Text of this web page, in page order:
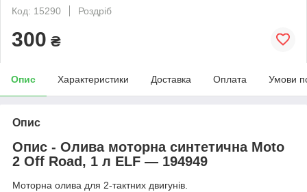
Код: 15290
Роздріб
300 ₴
Опис Характеристики Доставка Оплата Умови
Опис
Опис - Олива моторна синтетична Moto
2 Off Road, 1 л ELF — 194949
Моторна олива для 2-тактних двигунів.